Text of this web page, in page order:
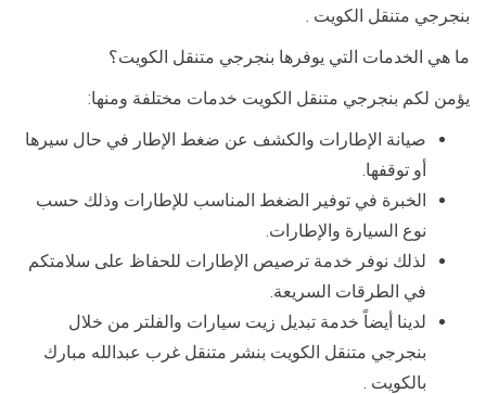
بنجرجي متنقل الكويت .
ما هي الخدمات التي يوفرها بنجرجي متنقل الكويت؟
يؤمن لكم بنجرجي متنقل الكويت خدمات مختلفة ومنها:
صيانة الإطارات والكشف عن ضغط الإطار في حال سيرها
أو توقفها.
الخبرة في توفير الضغط المناسب للإطارات وذلك حسب
نوع السيارة والإطارات.
لذلك نوفر خدمة ترصيص الإطارات للحفاظ على سلامتكم
في الطرقات السريعة.
لدينا أيضاً خدمة تبديل زيت سيارات والفلتر من خلال
بنجرجي متنقل الكويت بنشر متنقل غرب عبدالله مبارك
بالكويت .